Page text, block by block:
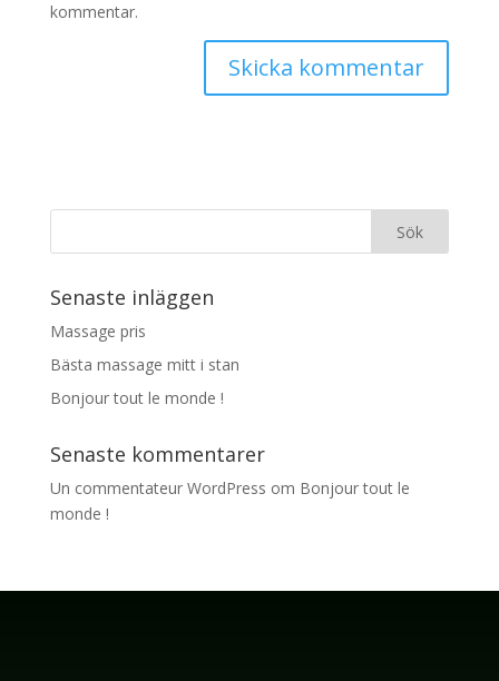
kommentar.
Senaste inläggen
Massage pris
Bästa massage mitt i stan
Bonjour tout le monde !
Senaste kommentarer
Un commentateur WordPress om Bonjour tout le
monde !